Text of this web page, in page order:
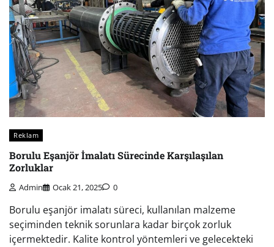
Reklam
Borulu Eşanjör İmalatı Sürecinde Karşılaşılan
Zorluklar
Admin Ocak 21, 2025 0
Borulu eşanjör imalatı süreci, kullanılan malzeme
seçiminden teknik sorunlara kadar birçok zorluk
içermektedir. Kalite kontrol yöntemleri ve gelecekteki